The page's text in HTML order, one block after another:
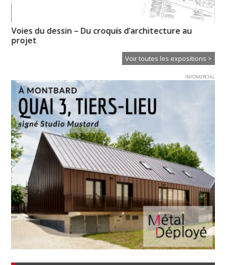
Voies du dessin – Du croquis d’architecture au
projet
Voir toutes les expositions >
INFOMERCIAL